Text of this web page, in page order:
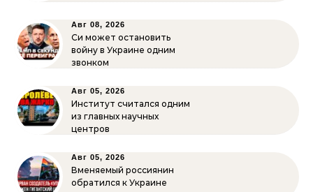
Авг 08, 2026
Си может остановить
войну в Украине одним
звонком
Авг 05, 2026
Институт считался одним
из главных научных
центров
Авг 05, 2026
Вменяемый россиянин
обратился к Украине